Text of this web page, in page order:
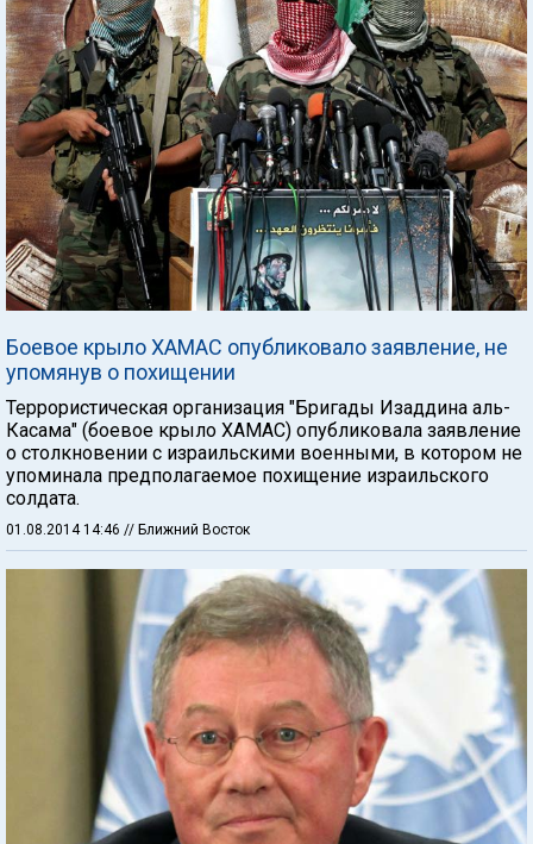
Боевое крыло ХАМАС опубликовало заявление, не
упомянув о похищении
Террористическая организация "Бригады Изаддина аль-
Касама" (боевое крыло ХАМАС) опубликовала заявление
о столкновении с израильскими военными, в котором не
упоминала предполагаемое похищение израильского
солдата.
01.08.2014 14:46 // Ближний Восток